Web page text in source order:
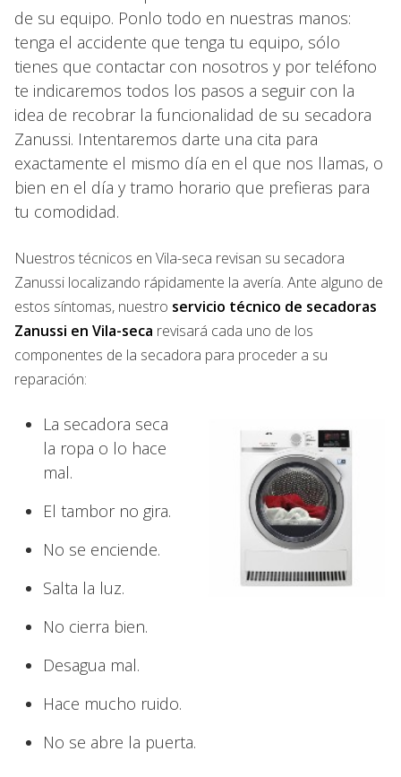
de su equipo. Ponlo todo en nuestras manos:
tenga el accidente que tenga tu equipo, sólo
tienes que contactar con nosotros y por teléfono
te indicaremos todos los pasos a seguir con la
idea de recobrar la funcionalidad de su secadora
Zanussi. Intentaremos darte una cita para
exactamente el mismo día en el que nos llamas, o
bien en el día y tramo horario que prefieras para
tu comodidad.
Nuestros técnicos en Vila-seca revisan su secadora
Zanussi localizando rápidamente la avería. Ante alguno de
estos síntomas, nuestro servicio técnico de secadoras
Zanussi en Vila-seca revisará cada uno de los
componentes de la secadora para proceder a su
reparación:
La secadora seca
la ropa o lo hace
mal.
El tambor no gira.
No se enciende.
Salta la luz.
No cierra bien.
Desagua mal.
Hace mucho ruido.
No se abre la puerta.